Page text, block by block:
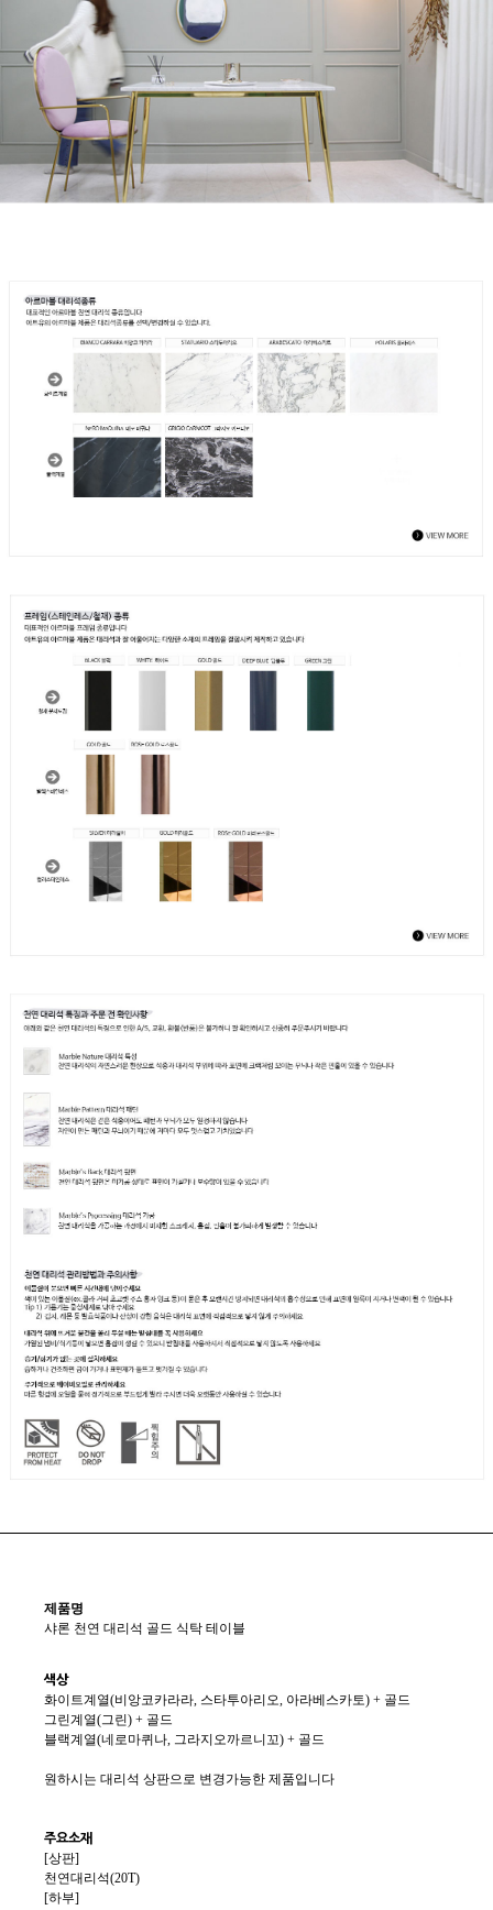
제품명
샤론 천연 대리석 골드 식탁 테이블
색상
화이트계열(비앙코카라라, 스타투아리오, 아라베스카토) + 골드
그린계열(그린) + 골드
블랙계열(네로마퀴나, 그라지오까르니꼬) + 골드
원하시는 대리석 상판으로 변경가능한 제품입니다
주요소재
[상판]
천연대리석(20T)
[하부]